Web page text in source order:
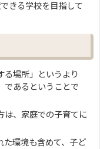
きる学校を目指して
る場所」というより
であるということで
は、家庭での子育てに
た環境も含めて、子ど